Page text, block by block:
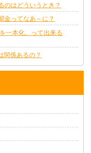
のはどういうとき？
金ってなあ～に？
一本化、って出来る
関係あるの？